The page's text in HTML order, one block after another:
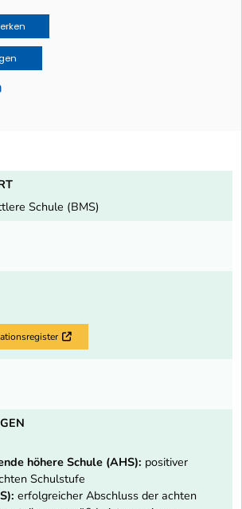
Schule (BMS)
Externer Link
höhere Schule (AHS): positiver
Schulstufe
erfolgreicher Abschluss der achten